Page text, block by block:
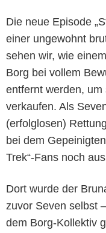
Die neue Episode
einer ungewohnt
sehen wir, wie
Borg bei vollem
entfernt werden,
verkaufen. Als
(erfolglosen)
bei dem
Trek“-Fans noch aus
Dort wurde der
zuvor Seven selbst
dem Borg-Kollektiv